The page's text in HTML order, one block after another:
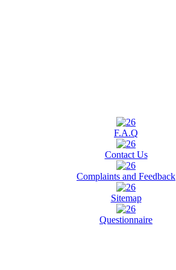
F.A.Q
Contact Us
Complaints and Feedback
Sitemap
Questionnaire